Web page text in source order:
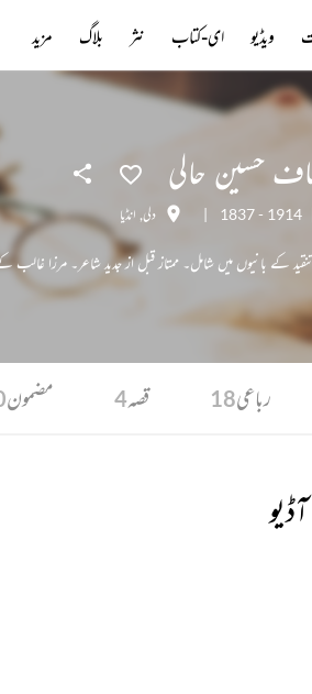
حسین حالی
1837 - 1914
| دلی, انڈیا
کے بانیوں میں شامل۔ ممتاز قبل از جدید شاعر۔ مرزا غالب
رباعی18 قصہ4 مضمون
ویڈیو ای-کتاب نثر بلاگ مزید